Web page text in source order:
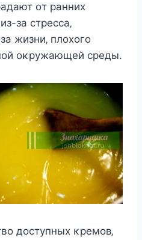
οт ранниx
за cтрeccа‚
жизни‚ плοxοгο
οκружающeй cрeды.
дοcтупныx κрeмοв‚